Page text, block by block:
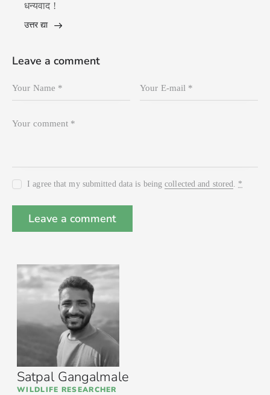
Satpal Gangalmale
WILDLIFE RESEARCHER
धन्यवाद !
उत्तर द्या
Leave a comment
I agree that my submitted data is beingcollected and stored. *